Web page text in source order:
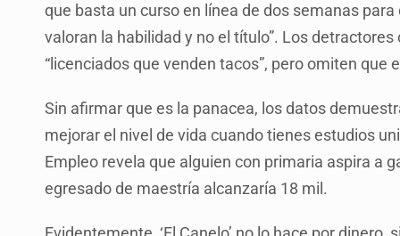
que basta un curso en línea de dos semanas
valoran la habilidad y no el título”. Los
“licenciados que venden tacos”, pero omiten
Sin afirmar que es la panacea, los datos
mejorar el nivel de vida cuando tienes estudios
Empleo revela que alguien con primaria aspira a
egresado de maestría alcanzaría 18 mil.